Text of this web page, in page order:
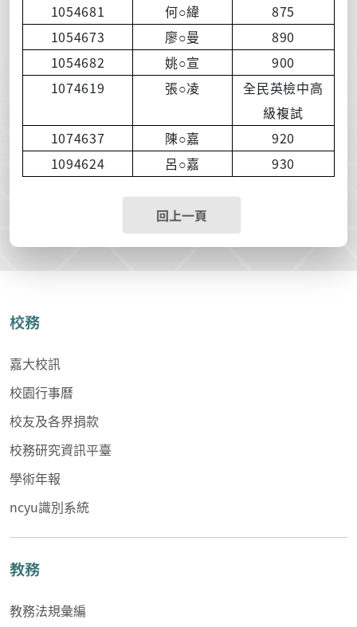
1054681
何○緯
875
1054673
廖○曼
890
1054682
姚○宣
900
1074619
張○凌
全民英檢中高
級複試
1074637 陳○嘉
920
1094624
呂 ○嘉 930
回上一頁
校務
嘉大校訊
校園行事曆
校友及各界捐款
校務研究資訊平臺
學術年報
ncyu識別系統
教務
教務法規彙編